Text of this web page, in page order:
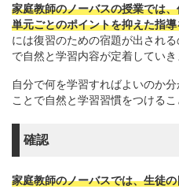
家庭教師のノーバスの授業では
単元ごとのポイントを抑えた指
には復習のための宿題が出され
で自然と学習内容が定着していき
自分で何を学習すればよいのか
ことで自然と学習習慣をつけるこ
確認
家庭教師のノーバスでは、生徒